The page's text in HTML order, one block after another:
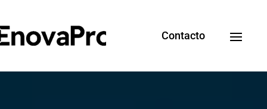
Contacto